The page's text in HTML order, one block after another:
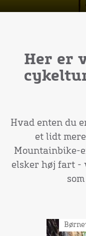
Her er
Hvad enten du
et lidt
Mountainbike-
elsker høj fart -